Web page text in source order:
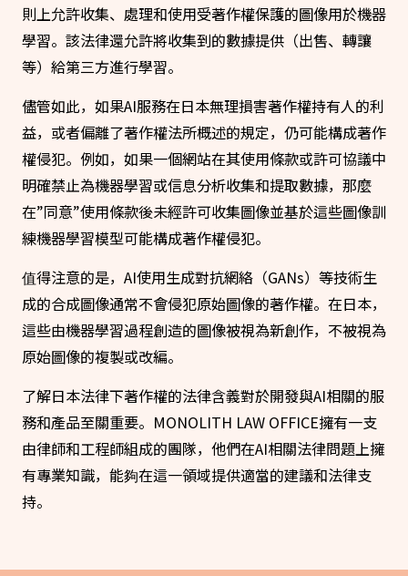
則上允許收集、處理和使用受著作權保護的圖像用於機器
學習。該法律還允許將收集到的數據提供（出售、轉讓
等）給第三方進行學習。
儘管如此，如果AI服務在日本無理損害著作權持有人的利
益，或者偏離了著作權法所概述的規定，仍可能構成著作
權侵犯。例如，如果一個網站在其使用條款或許可協議中
明確禁止為機器學習或信息分析收集和提取數據，那麼
在”同意”使用條款後未經許可收集圖像並基於這些圖像訓
練機器學習模型可能構成著作權侵犯。
值得注意的是，AI使用生成對抗網絡（GANs）等技術生
成的合成圖像通常不會侵犯原始圖像的著作權。在日本，
這些由機器學習過程創造的圖像被視為新創作，不被視為
原始圖像的複製或改編。
了解日本法律下著作權的法律含義對於開發與AI相關的服
務和產品至關重要。MONOLITH LAW OFFICE擁有一支
由律師和工程師組成的團隊，他們在AI相關法律問題上擁
有專業知識，能夠在這一領域提供適當的建議和法律支
持。